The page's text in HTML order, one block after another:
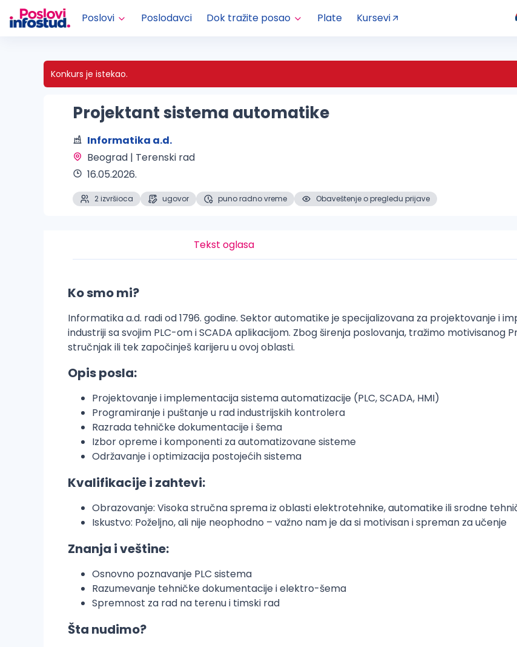
Poslovi Poslodavci Dok tražite posao Plate Kursevi
Konkurs je istekao.
Projektant sistema automatike
Informatika a.d.
Beograd | Terenski rad
16.05.2026.
2 izvršioca ugovor puno radno vreme Obaveštenje o pregledu prijave
Tekst oglasa
Ko smo mi?
Informatika a.d. radi od 1796. godine. Sektor automatike je specijalizovana za projektovanje i
industriji sa svojim PLC-om i SCADA aplikacijom. Zbog širenja poslovanja, tražimo motivisanog
stručnjak ili tek započinješ karijeru u ovoj oblasti.
Opis posla:
Projektovanje i implementacija sistema automatizacije (PLC, SCADA, HMI)
Programiranje i puštanje u rad industrijskih kontrolera
Razrada tehničke dokumentacije i šema
Izbor opreme i komponenti za automatizovane sisteme
Održavanje i optimizacija postojećih sistema
Kvalifikacije i zahtevi:
Obrazovanje: Visoka stručna sprema iz oblasti elektrotehnike, automatike ili srodne
Iskustvo: Poželjno, ali nije neophodno – važno nam je da si motivisan i spreman za učenje
Znanja i veštine:
Osnovno poznavanje PLC sistema
Razumevanje tehničke dokumentacije i elektro-šema
Spremnost za rad na terenu i timski rad
Šta nudimo?